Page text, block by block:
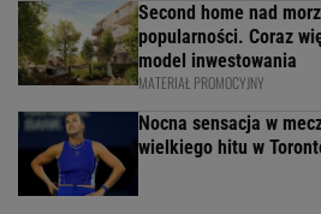
Second home nad
popularności. Coraz
model inwestowania
MATERIAŁ PROMOCYJNY
Nocna sensacja w
wielkiego hitu w